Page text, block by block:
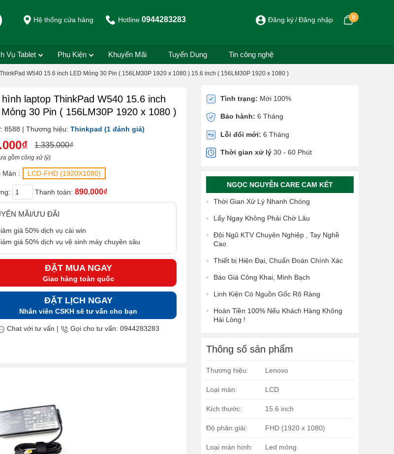
Hệ thống cửa hàng Hotline0944283283 Đăng ký Đăng nhập 0
Vụ Tablet Phụ Kiện Khuyến Mãi Tuyển Dụng Tin công nghệ
W540 15.6 inch LED Mỏng 30 Pin ( 156LM30P 1920 x 1080 ) 15.6 inch ( 156LM30P 1920 x 1080 )
laptop ThinkPad W540 15.6 inch
30 Pin ( 156LM30P 1920 x 1080 )
8588 | Thương hiệu: Thinkpad (1 đánh giá)
1.335.000₫
gồm công xử lý)
Màn : LCD-FHD (1920X1080)
Thanh toán: 890.000₫
MÃI/ƯU ĐÃI
giá 50% dịch vụ cài win
giá 50% dịch vụ vệ sinh máy chuyên sâu
ĐẶT MUA NGAY
Giao hàng toàn quốc
ĐẶT LỊCH NGAY
Nhân viên CSKH sẽ tư vấn cho bạn
Chat với tư vấn | Gọi cho tư vấn: 0944283283
Tình trạng: Mới 100%
Bảo hành: 6 Tháng
Lỗi đổi mới: 6 Tháng
Thời gian xử lý 30 - 60 Phút
NGỌC NGUYỄN CARE CAM KẾT
Thời Gian Xử Lý Nhanh Chóng
Lấy Ngay Không Phải Chờ Lâu
Đội Ngũ KTV Chuyên Nghiệp , Tay Nghề
Cao
Thiết bị Hiện Đại, Chuẩn Đoán Chính Xác
Báo Giá Công Khai, Minh Bạch
Linh Kiện Có Nguồn Gốc Rõ Ràng
Hoàn Tiền 100% Nếu Khách Hàng Không
Hài Lòng !
Thông số sản phẩm
Thương hiệu: Lenovo
Loại màn: LCD
Kích thước: 15.6 inch
Độ phân giải: FHD (1920 x 1080)
Loại màn hình: Led mỏng